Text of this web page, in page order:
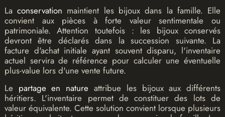
Laconservation maintient les bijoux dans la famille. Elle
convient aux pièces à forte valeur sentimentale ou
patrimoniale. Attention toutefois : les bijoux conservés
devront être déclarés dans la succession suivante. La
facture d'achat initiale ayant souvent disparu, l'inventaire
actuel servira de référence pour calculer une éventuelle
plus-value lors d'une vente future.
Le partage en nature attribue les bijoux aux différents
héritiers. L'inventaire permet de constituer des lots de
valeur équivalente. Cette solution convient lorsque plusieurs